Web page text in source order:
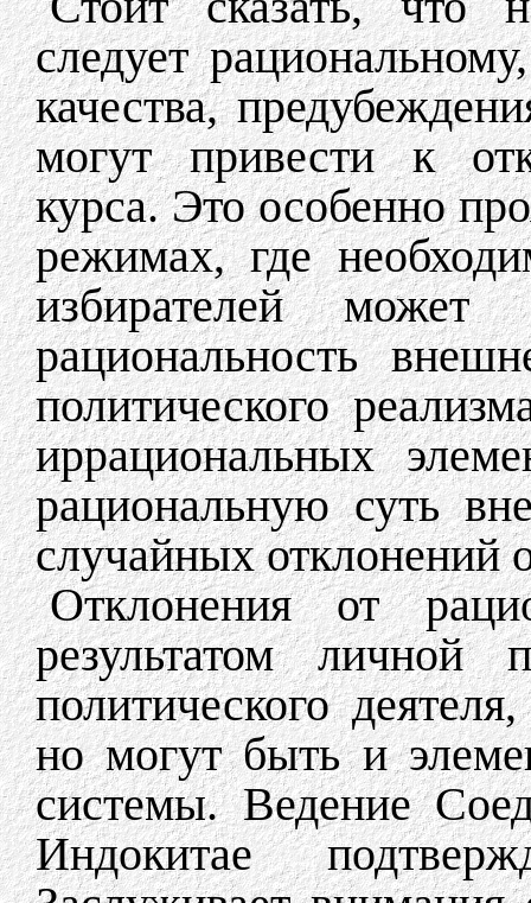
следует
качества,
могут привести к
курса. Это особенно
режимах, где
избирателей может
рациональность
политического
иррациональных
рациональную суть
случайных отклонений
Отклонения от
результатом личной
политического
но могут быть и
системы. Ведение
Индокитае